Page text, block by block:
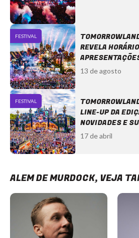
FESTIVAL
REVELA
13 de agosto
FESTIVAL
LINE-UP DA
NOVIDADES E
17 de abril
ALÉM DE MURDOCK, VEJA